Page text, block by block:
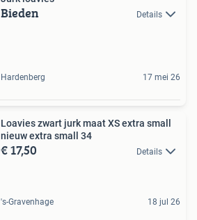
Bieden Details
Hardenberg 17 mei 26
Loavies zwart jurk maat XS extra small
nieuw extra small 34
€ 17,50 Details
's-Gravenhage 18 jul 26